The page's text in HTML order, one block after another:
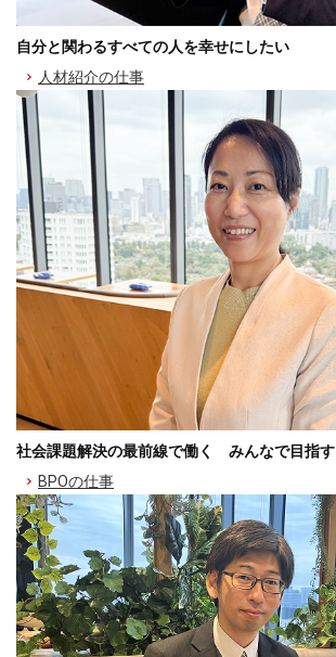
自分と関わるすべての人を幸せにしたい
人材紹介の仕事
社会課題解決の最前線で働く みんなで目指
BPOの仕事